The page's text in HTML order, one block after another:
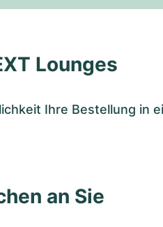
Lounges
Ihre Bestellung in
an Sie